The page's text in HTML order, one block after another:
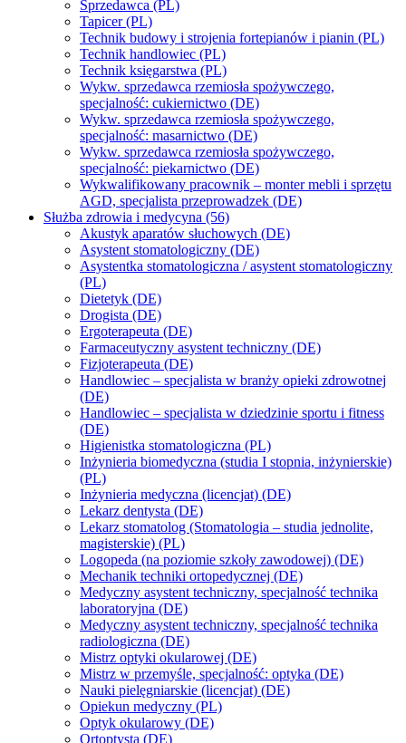
Sprzedawca (PL)
Tapicer (PL)
Technik budowy i strojenia fortepianów i pianin (PL)
Technik handlowiec (PL)
Technik księgarstwa (PL)
Wykw. sprzedawca rzemiosła spożywczego,
specjalność: cukiernictwo (DE)
Wykw. sprzedawca rzemiosła spożywczego,
specjalność: masarnictwo (DE)
Wykw. sprzedawca rzemiosła spożywczego,
specjalność: piekarnictwo (DE)
Wykwalifikowany pracownik – monter mebli i sprzętu
AGD, specjalista przeprowadzek (DE)
Służba zdrowia i medycyna (56)
Akustyk aparatów słuchowych (DE)
Asystent stomatologiczny (DE)
Asystentka stomatologiczna / asystent stomatologiczny
(PL)
Dietetyk (DE)
Drogista (DE)
Ergoterapeuta (DE)
Farmaceutyczny asystent techniczny (DE)
Fizjoterapeuta (DE)
Handlowiec – specjalista w branży opieki zdrowotnej
(DE)
Handlowiec – specjalista w dziedzinie sportu i fitness
(DE)
Higienistka stomatologiczna (PL)
Inżynieria biomedyczna (studia I stopnia, inżynierskie)
(PL)
Inżynieria medyczna (licencjat) (DE)
Lekarz dentysta (DE)
Lekarz stomatolog (Stomatologia – studia jednolite,
magisterskie) (PL)
Logopeda (na poziomie szkoły zawodowej) (DE)
Mechanik techniki ortopedycznej (DE)
Medyczny asystent techniczny, specjalność technika
laboratoryjna (DE)
Medyczny asystent techniczny, specjalność technika
radiologiczna (DE)
Mistrz optyki okularowej (DE)
Mistrz w przemyśle, specjalność: optyka (DE)
Nauki pielęgniarskie (licencjat) (DE)
Opiekun medyczny (PL)
Optyk okularowy (DE)
Ortoptysta (DE)